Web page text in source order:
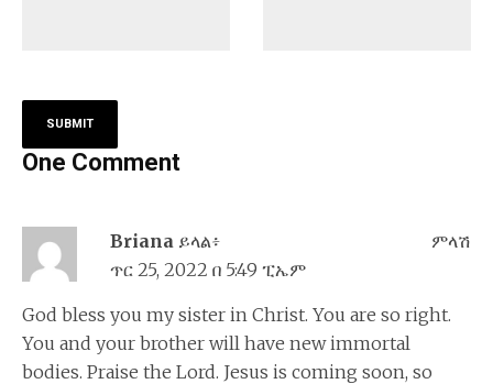
One Comment
Briana ይላል፥
ጥር 25, 2022 በ 5:49 ፒኤም
God bless you my sister in Christ. You are so right.
You and your brother will have new immortal
bodies. Praise the Lord. Jesus is coming soon, so
ምላሽ